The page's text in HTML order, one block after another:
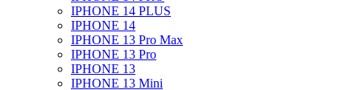
IPHONE 14 PLUS
IPHONE 14
IPHONE 13 Pro Max
IPHONE 13 Pro
IPHONE 13
IPHONE 13 Mini